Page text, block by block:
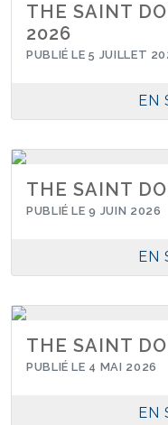
THE SAINT
2026
PUBLIÉ LE 5 JUILLET
EN
THE SAINT
PUBLIÉ LE 9 JUIN 2026
EN
THE SAINT
PUBLIÉ LE 4 MAI 2026
EN